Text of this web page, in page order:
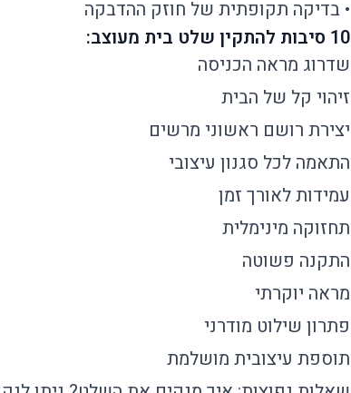
• בדיקה תקופתית של חוזק ההדבקה
10 סיבות להתקין שלט בית מעוצב:
שדרוג מראה הכניסה
זיהוי קל של הבית
יצירת רושם ראשוני מרשים
התאמה לכל סגנון עיצובי
עמידות לאורך זמן
תחזוקה מינימלית
התקנה פשוטה
מראה יוקרתי
פתרון שילוט מודרני
תוספת עיצובית מושלמת